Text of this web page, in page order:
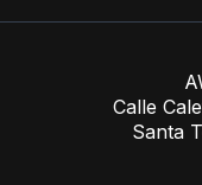
Calle
Santa